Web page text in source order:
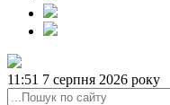
11:51 7 серпня 2026 року